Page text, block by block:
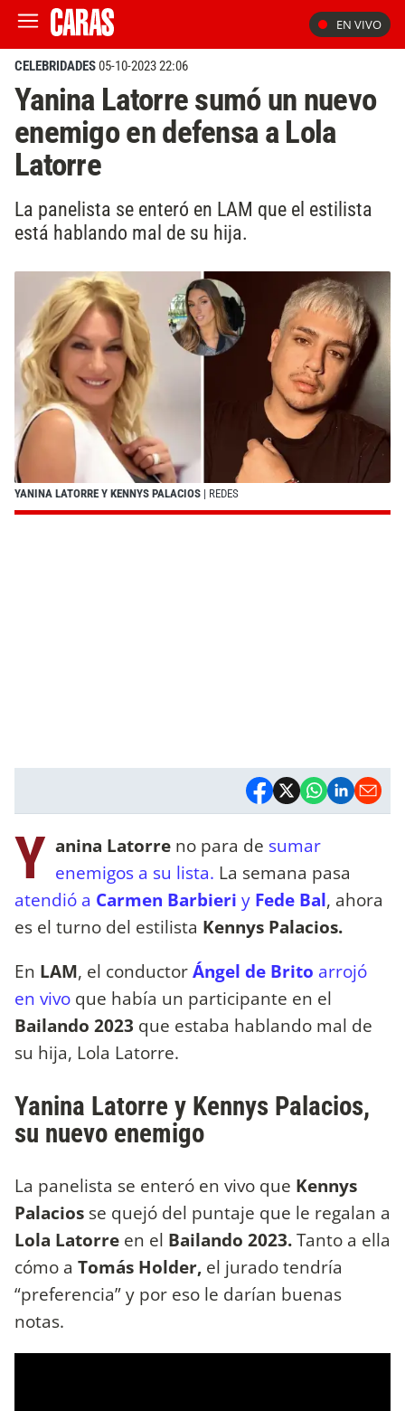
EN VIVO
CELEBRIDADES05-10-2023 22:06
Yanina Latorre sumó un nuevo
enemigo en defensa a Lola
Latorre
La panelista se enteró en LAM que el estilista
está hablando mal de su hija.
YANINA LATORRE Y KENNYS PALACIOS | REDES
Y anina Latorre no para de sumar
enemigos a su lista. La semana pasa
atendió a Carmen Barbieri y Fede Bal, ahora
es el turno del estilista Kennys Palacios.
En LAM, el conductorÁngel de Brito arrojó
en vivo que había un participante en el
Bailando 2023 que estaba hablando mal de
su hija, Lola Latorre.
Yanina Latorre y Kennys Palacios,
su nuevo enemigo
La panelista se enteró en vivo que Kennys
Palacios se quejó del puntaje que le regalan a
Lola Latorre en el Bailando 2023.Tanto a ella
cómo a Tomás Holder, el jurado tendría
“preferencia” y por eso le darían buenas
notas.